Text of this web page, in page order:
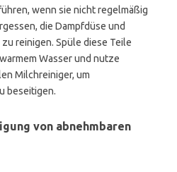
wenn sie nicht regelmäßig
die Dampfdüse und
reinigen. Spüle diese Teile
Wasser und nutze
Milchreiniger, um
beseitigen.
von abnehmbaren